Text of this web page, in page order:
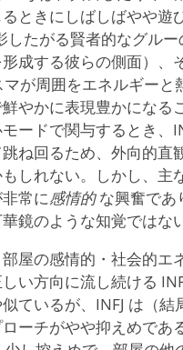
ときにしばしばやや遊
したがる賢者的なグル
成する彼らの側面）、
マが周囲をエネルギーと
やかに表現豊かになる
ードで関与するとき、
ね回るため、外向的直
しれない。しかし、主
常に感情的な興奮であ
鏡のような知覚ではな
屋の感情的・社会的エ
い方向に流し続ける
ているが、INFJ は（結
ーチがやや抑えめであ